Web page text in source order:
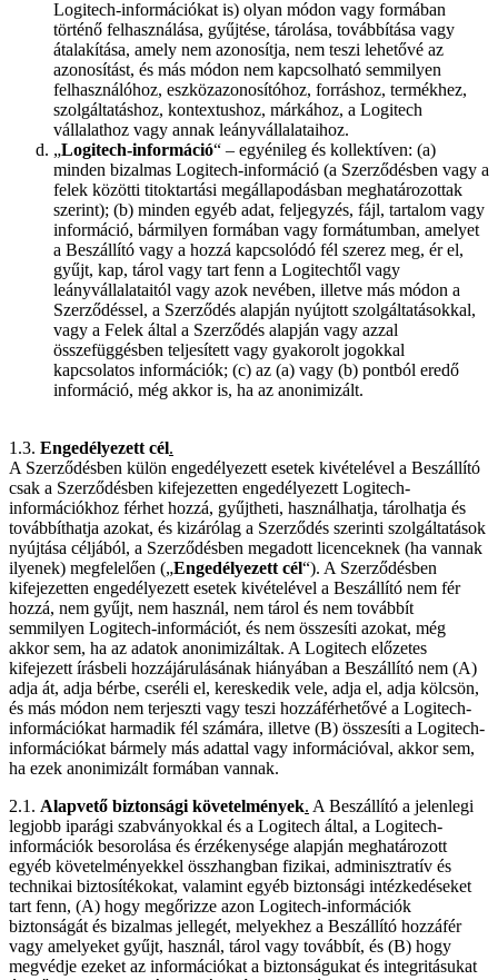
Logitech-információkat is) olyan módon vagy formában
történő felhasználása, gyűjtése, tárolása, továbbítása vagy
átalakítása, amely nem azonosítja, nem teszi lehetővé az
azonosítást, és más módon nem kapcsolható semmilyen
felhasználóhoz, eszközazonosítóhoz, forráshoz, termékhez,
szolgáltatáshoz, kontextushoz, márkához, a Logitech
vállalathoz vagy annak leányvállalataihoz.
„Logitech-információ“ – egyénileg és kollektíven: (a)
minden bizalmas Logitech-információ (a Szerződésben vagy a
felek közötti titoktartási megállapodásban meghatározottak
szerint); (b) minden egyéb adat, feljegyzés, fájl, tartalom vagy
információ, bármilyen formában vagy formátumban, amelyet
a Beszállító vagy a hozzá kapcsolódó fél szerez meg, ér el,
gyűjt, kap, tárol vagy tart fenn a Logitechtől vagy
leányvállalataitól vagy azok nevében, illetve más módon a
Szerződéssel, a Szerződés alapján nyújtott szolgáltatásokkal,
vagy a Felek által a Szerződés alapján vagy azzal
összefüggésben teljesített vagy gyakorolt jogokkal
kapcsolatos információk; (c) az (a) vagy (b) pontból eredő
információ, még akkor is, ha az anonimizált.
1.3. Engedélyezett cél.
A Szerződésben külön engedélyezett esetek kivételével a Beszállító
csak a Szerződésben kifejezetten engedélyezett Logitech-
információkhoz férhet hozzá, gyűjtheti, használhatja, tárolhatja és
továbbíthatja azokat, és kizárólag a Szerződés szerinti szolgáltatások
nyújtása céljából, a Szerződésben megadott licenceknek (ha vannak
ilyenek) megfelelően („Engedélyezett cél“). A Szerződésben
kifejezetten engedélyezett esetek kivételével a Beszállító nem fér
hozzá, nem gyűjt, nem használ, nem tárol és nem továbbít
semmilyen Logitech-információt, és nem összesíti azokat, még
akkor sem, ha az adatok anonimizáltak. A Logitech előzetes
kifejezett írásbeli hozzájárulásának hiányában a Beszállító nem (A)
adja át, adja bérbe, cseréli el, kereskedik vele, adja el, adja kölcsön,
és más módon nem terjeszti vagy teszi hozzáférhetővé a Logitech-
információkat harmadik fél számára, illetve (B) összesíti a Logitech-
információkat bármely más adattal vagy információval, akkor sem,
ha ezek anonimizált formában vannak.
2.1. Alapvető biztonsági követelmények. A Beszállító a jelenlegi
legjobb iparági szabványokkal és a Logitech által, a Logitech-
információk besorolása és érzékenysége alapján meghatározott
egyéb követelményekkel összhangban fizikai, adminisztratív és
technikai biztosítékokat, valamint egyéb biztonsági intézkedéseket
tart fenn, (A) hogy megőrizze azon Logitech-információk
biztonságát és bizalmas jellegét, melyekhez a Beszállító hozzáfér
vagy amelyeket gyűjt, használ, tárol vagy továbbít, és (B) hogy
megvédje ezeket az információkat a biztonságukat és integritásukat